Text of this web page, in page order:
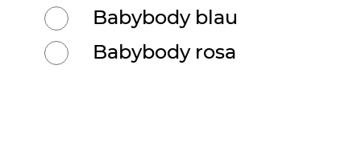
Babybody blau
Babybody rosa